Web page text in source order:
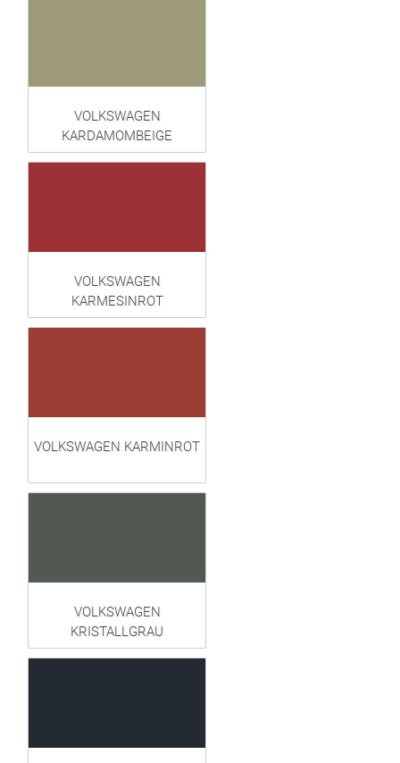
VOLKSWAGEN
KARDAMOMBEIGE
VOLKSWAGEN
KARMESINROT
VOLKSWAGEN KARMINROT
VOLKSWAGEN
KRISTALLGRAU